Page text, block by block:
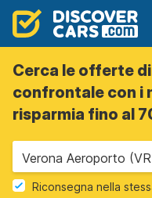
Cerca le offerte di
confrontale con i
risparmia fino al
Verona Aeroporto
Riconsegna nella